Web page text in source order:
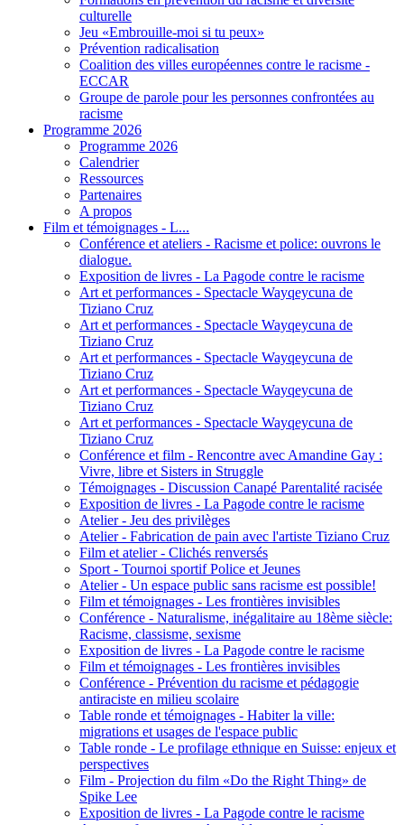
culturelle
Jeu «Embrouille-moi si tu peux»
Prévention radicalisation
Coalition des villes européennes contre le racisme -
ECCAR
Groupe de parole pour les personnes confrontées au
racisme
Programme 2026
Programme 2026
Calendrier
Ressources
Partenaires
A propos
Film et témoignages - L...
Conférence et ateliers - Racisme et police: ouvrons le
dialogue.
Exposition de livres - La Pagode contre le racisme
Art et performances - Spectacle Wayqeycuna de
Tiziano Cruz
Art et performances - Spectacle Wayqeycuna de
Tiziano Cruz
Art et performances - Spectacle Wayqeycuna de
Tiziano Cruz
Art et performances - Spectacle Wayqeycuna de
Tiziano Cruz
Art et performances - Spectacle Wayqeycuna de
Tiziano Cruz
Conférence et film - Rencontre avec Amandine Gay :
Vivre, libre et Sisters in Struggle
Témoignages - Discussion Canapé Parentalité racisée
Exposition de livres - La Pagode contre le racisme
Atelier - Jeu des privilèges
Atelier - Fabrication de pain avec l'artiste Tiziano Cruz
Film et atelier - Clichés renversés
Sport - Tournoi sportif Police et Jeunes
Atelier - Un espace public sans racisme est possible!
Film et témoignages - Les frontières invisibles
Conférence - Naturalisme, inégalitaire au 18ème siècle:
Racisme, classisme, sexisme
Exposition de livres - La Pagode contre le racisme
Film et témoignages - Les frontières invisibles
Conférence - Prévention du racisme et pédagogie
antiraciste en milieu scolaire
Table ronde et témoignages - Habiter la ville:
migrations et usages de l'espace public
Table ronde - Le profilage ethnique en Suisse: enjeux et
perspectives
Film - Projection du film «Do the Right Thing» de
Spike Lee
Exposition de livres - La Pagode contre le racisme